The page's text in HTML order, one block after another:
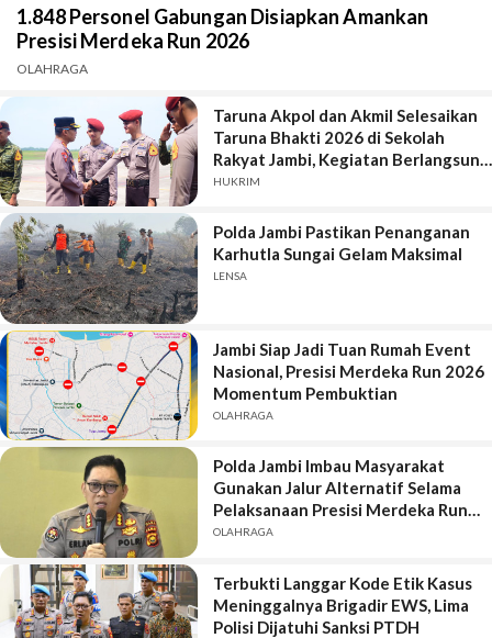
1.848 Personel Gabungan Disiapkan Amankan
Presisi Merdeka Run 2026
OLAHRAGA
Taruna Akpol dan Akmil Selesaikan
Taruna Bhakti 2026 di Sekolah
Rakyat Jambi, Kegiatan Berlangsung
Aman dan Lancar
HUKRIM
Polda Jambi Pastikan Penanganan
Karhutla Sungai Gelam Maksimal
LENSA
Jambi Siap Jadi Tuan Rumah Event
Nasional, Presisi Merdeka Run 2026
Momentum Pembuktian
OLAHRAGA
Polda Jambi Imbau Masyarakat
Gunakan Jalur Alternatif Selama
Pelaksanaan Presisi Merdeka Run
2026
OLAHRAGA
Terbukti Langgar Kode Etik Kasus
Meninggalnya Brigadir EWS, Lima
Polisi Dijatuhi Sanksi PTDH